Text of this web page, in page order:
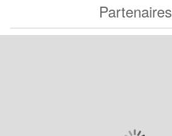
Partenaires